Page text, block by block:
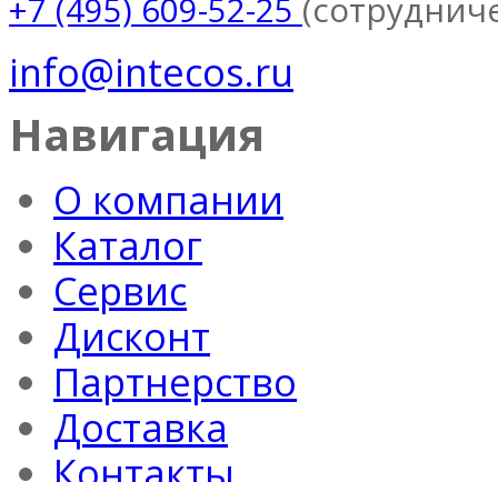
+7 (495) 609-52-25
info@intecos.ru
Навигация
О компании
Каталог
Сервис
Дисконт
Партнерство
Доставка